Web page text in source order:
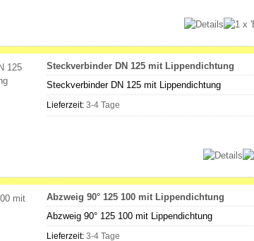
Steckverbinder DN 125 mit Lippendichtung
Steckverbinder DN 125 mit Lippendichtung
Lieferzeit: 3-4 Tage
Abzweig 90° 125 100 mit Lippendichtung
Abzweig 90° 125 100 mit Lippendichtung
Lieferzeit: 3-4 Tage